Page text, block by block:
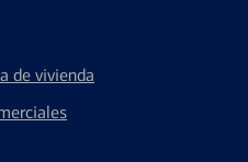
de vivienda